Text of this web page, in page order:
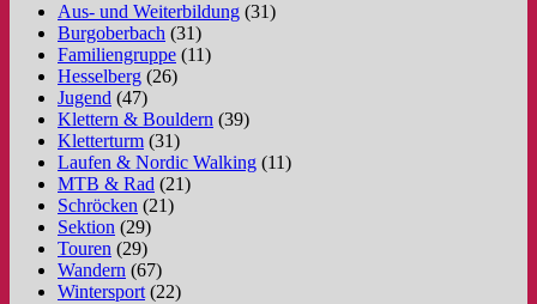
Aus- und Weiterbildung (31)
Burgoberbach (31)
Familiengruppe (11)
Hesselberg (26)
Jugend (47)
Klettern & Bouldern (39)
Kletterturm (31)
Laufen & Nordic Walking (11)
MTB & Rad (21)
Schröcken (21)
Sektion (29)
Touren (29)
Wandern (67)
Wintersport(22)